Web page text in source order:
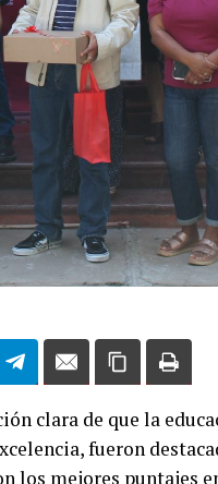
clara de que la
fueron
los mejores puntajes